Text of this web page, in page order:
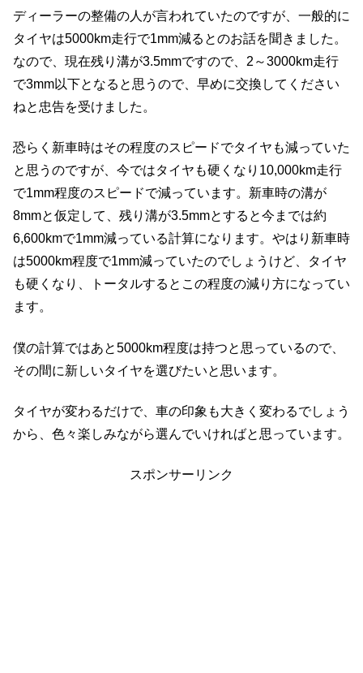
ディーラーの整備の人が言われていたのですが、一般的に
タイヤは5000km走行で1mm減るとのお話を聞きました。
なので、現在残り溝が3.5mmですので、2～3000km走行
で3mm以下となると思うので、早めに交換してください
ねと忠告を受けました。
恐らく新車時はその程度のスピードでタイヤも減っていた
と思うのですが、今ではタイヤも硬くなり10,000km走行
で1mm程度のスピードで減っています。新車時の溝が
8mmと仮定して、残り溝が3.5mmとすると今までは約
6,600kmで1mm減っている計算になります。やはり新車時
は5000km程度で1mm減っていたのでしょうけど、タイヤ
も硬くなり、トータルするとこの程度の減り方になってい
ます。
僕の計算ではあと5000km程度は持つと思っているので、
その間に新しいタイヤを選びたいと思います。
タイヤが変わるだけで、車の印象も大きく変わるでしょう
から、色々楽しみながら選んでいければと思っています。
スポンサーリンク